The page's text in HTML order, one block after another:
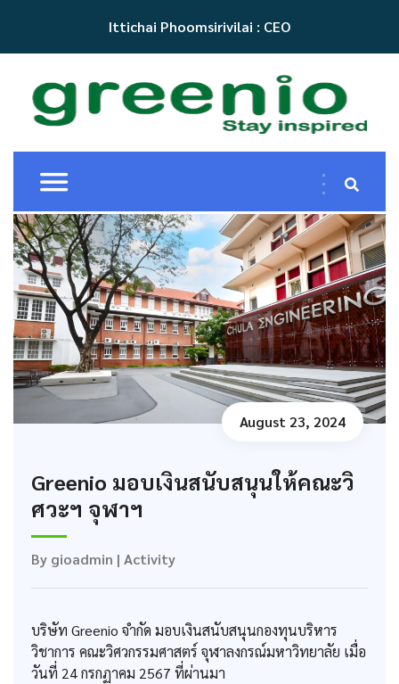
Ittichai Phoomsirivilai : CEO
August 23, 2024
Greenio มอบเงินสนับสนุนให้คณะวิ
ศวะฯ จุฬาฯ
By gioadmin | Activity
บริษัท Greenio จำกัด มอบเงินสนับสนุนกองทุนบริหาร
วิชาการ คณะวิศวกรรมศาสตร์ จุฬาลงกรณ์มหาวิทยาลัย เมื่อ
วันที่ 24 กรกฏาคม 2567 ที่ผ่านมา